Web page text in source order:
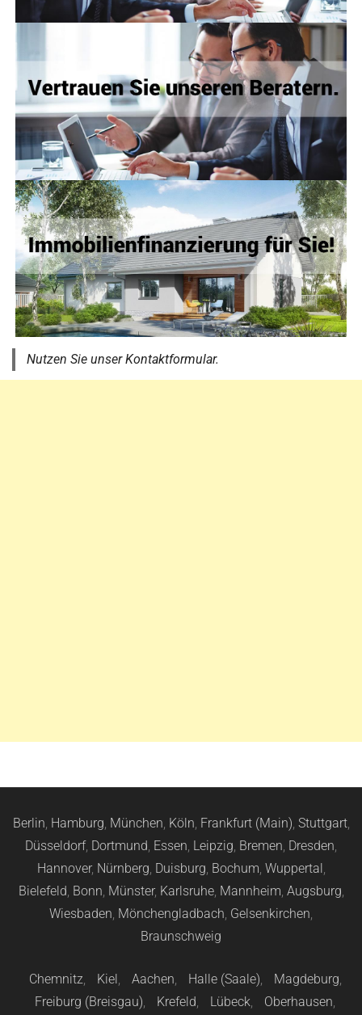
Nutzen Sie unser Kontaktformular.
Berlin, Hamburg, München, Köln, Frankfurt (Main), Stuttgart,
Düsseldorf, Dortmund, Essen, Leipzig, Bremen, Dresden,
Hannover, Nürnberg, Duisburg, Bochum, Wuppertal,
Bielefeld, Bonn, Münster, Karlsruhe, Mannheim, Augsburg,
Wiesbaden, Mönchengladbach, Gelsenkirchen,
Braunschweig
Chemnitz, Kiel, Aachen, Halle (Saale), Magdeburg,
Freiburg (Breisgau), Krefeld, Lübeck, Oberhausen,